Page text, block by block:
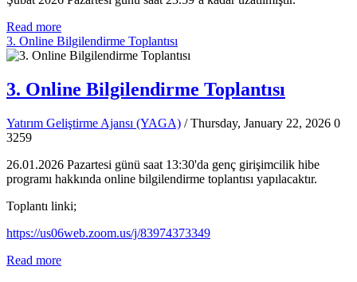
Read more
3. Online Bilgilendirme Toplantısı
3. Online Bilgilendirme Toplantısı
Yatırım Geliştirme Ajansı (YAGA) / Thursday, January 22, 2026 0
3259
26.01.2026 Pazartesi günü saat 13:30'da genç girişimcilik hibe
programı hakkında online bilgilendirme toplantısı yapılacaktır.
Toplantı linki;
https://us06web.zoom.us/j/83974373349
Read more